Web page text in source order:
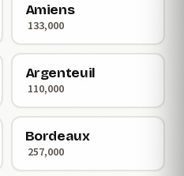
Amiens
133,000
Argenteuil
110,000
Bordeaux
257,000